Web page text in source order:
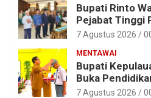
Bupati Rinto
Pejabat Tinggi
Pejabat
7 Agustus 2026 /
MENTAWAI
Bupati
Buka
Paskibraka
7 Agustus 2026 /